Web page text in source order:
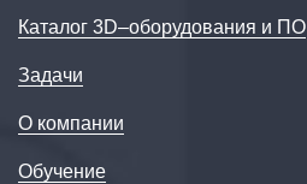
Каталог 3D–оборудования и ПО
Задачи
О компании
Обучение